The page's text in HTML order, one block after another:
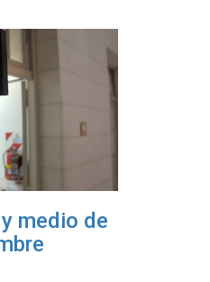
medio de